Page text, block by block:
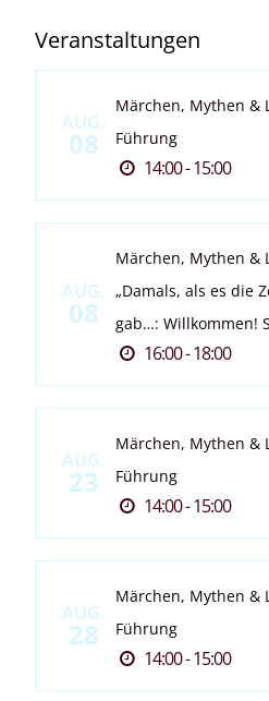
Veranstaltungen
AUG.
08
Märchen, Mythen &
Führung
14:00 - 15:00
AUG.
08
Märchen, Mythen &
„Damals, als es die
gab…: Willkommen!
16:00 - 18:00
AUG.
23
Märchen, Mythen &
Führung
14:00 - 15:00
AUG.
28
Märchen, Mythen &
Führung
14:00 - 15:00